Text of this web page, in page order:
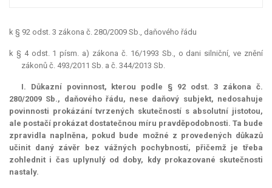
k § 92 odst. 3 zákona č. 280/2009 Sb., daňového řádu
k § 4 odst. 1 písm. a) zákona č. 16/1993 Sb., o dani silniční, ve znění
zákonů č. 493/2011 Sb. a č. 344/2013 Sb.
I. Důkazní povinnost, kterou podle § 92 odst. 3 zákona č.
280/2009 Sb., daňového řádu, nese daňový subjekt, nedosahuje
povinnosti prokázání tvrzených skutečností s absolutní jistotou,
ale postačí prokázat dostatečnou míru pravděpodobnosti. Ta bude
zpravidla naplněna, pokud bude možné z provedených důkazů
učinit daný závěr bez vážných pochybností, přičemž je třeba
zohlednit i čas uplynulý od doby, kdy prokazované skutečnosti
nastaly.